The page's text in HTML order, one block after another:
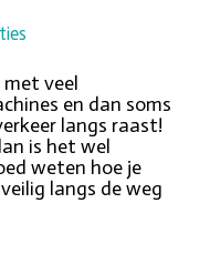
veel
en dan soms
langs raast!
is het wel
weten hoe je
langs de weg